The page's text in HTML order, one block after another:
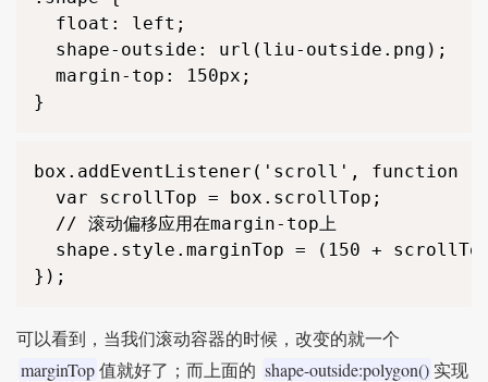
  float: left;
  shape-outside: url(liu-outside.png);
  margin-top: 150px;
}
box.addEventListener('scroll', function
  var scrollTop = box.scrollTop;
  // 滚动偏移应用在margin-top上
shape.style.marginTop = (150 +
});
可以看到，当我们滚动容器的时候，改变的就一个
marginTop 值就好了；而上面的 shape-outside:polygon() 实现